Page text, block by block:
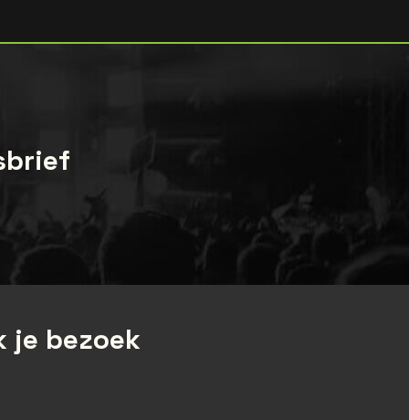
je bezoek